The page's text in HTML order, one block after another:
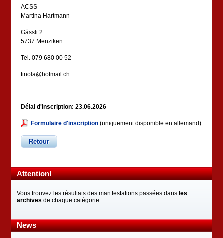
ACSS
Martina Hartmann
Gässli 2
5737 Menziken
Tel. 079 680 00 52
tinola@hotmail.ch
Délai d'inscription: 23.06.2026
Formulaire d'inscription (uniquement disponible en allemand)
Retour
Attention!
Vous trouvez les résultats des manifestations passées dans les
archives de chaque catégorie.
News